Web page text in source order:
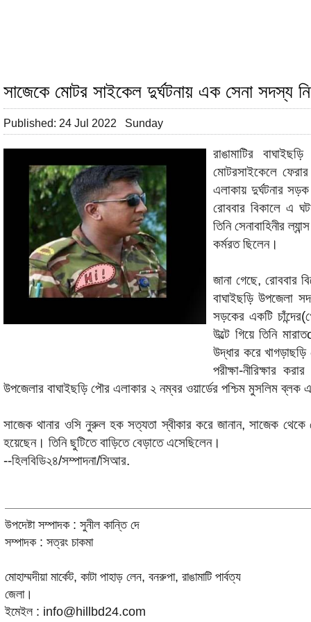
সাজেকে মোটর সাইকেল দুর্ঘটনায় এক সেনা সদস্য
Published: 24 Jul 2022 Sunday
রাঙামাটির
মোটরসাইকেলে
এলাকায় দুর্ঘটনার
রোববার বিকালে এ
তিনি সেনাবাহিনীর
কর্মরত ছিলেন।
জানা গেছে, রোববার
বাঘাইছড়ি উপজেলা
সড়কের একটি
উল্টে গিয়ে তিনি
উদ্ধার করে খাগড়াছড়ি
পরীক্ষা-নীরিক্ষার
উপজেলার বাঘাইছড়ি পৌর এলাকার ২ নম্বর ওয়ার্ডের পশ্চিম মুসলিম
সাজেক থানার ওসি নুরুল হক সত্যতা স্বীকার করে জানান, সাজেক
হয়েছেন। তিনি ছুটিতে বাড়িতে বেড়াতে এসেছিলেন।
--হিলবিডি২৪/সম্পাদনা/সিআর.
উপদেষ্টা সম্পাদক : সুনীল কান্তি দে
সম্পাদক : সত্রং চাকমা
মোহাম্মদীয়া মার্কেট, কাটা পাহাড় লেন, বনরুপা, রাঙামাটি পার্বত্য
জেলা।
ইমেইল : info@hillbd24.com